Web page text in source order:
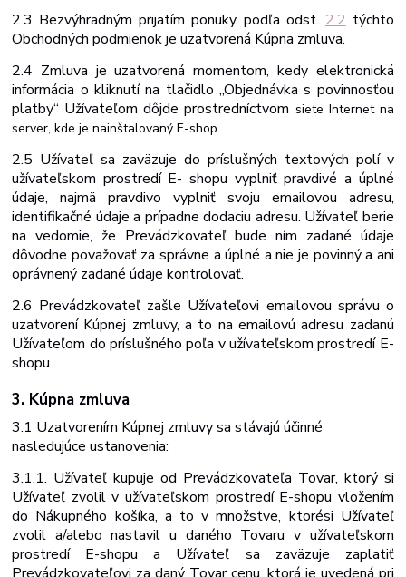
2.3 Bezvýhradným prijatím ponuky podľa odst. 2.2 týchto
Obchodných podmienok je uzatvorená Kúpna zmluva.
2.4 Zmluva je uzatvorená momentom, kedy elektronická
informácia o kliknutí na tlačidlo„Objednávka s povinnosťou
platby“ Užívateľom dôjde prostredníctvom siete Internet na
server,kdejenainštalovanýE-shop.
2.5 Užívateľ sa zaväzuje do príslušných textových polí v
užívateľskom prostredí E- shopu vyplniť pravdivé a úplné
údaje, najmä pravdivo vyplniť svoju emailovou adresu,
identifikačné údaje a prípadne dodaciu adresu. Užívateľ berie
na vedomie, že Prevádzkovateľ bude ním zadané údaje
dôvodne považovať za správne a úplné a nie je povinný a ani
oprávnený zadané údaje kontrolovať.
2.6 Prevádzkovateľ zašle Užívateľovi emailovou správu o
uzatvorení Kúpnej zmluvy, a to na emailovú adresu zadanú
Užívateľom do príslušného poľa v užívateľskom prostredí E-
shopu.
3. Kúpna zmluva
3.1 Uzatvorením Kúpnej zmluvysastávajúúčinné
nasledujúceustanovenia:
3.1.1. Užívateľ kupuje od Prevádzkovateľa Tovar, ktorý si
Užívateľ zvolil v užívateľskom prostredí E-shopu vložením
do Nákupného košíka, a to v množstve, ktorési Užívateľ
zvolil a/alebonastavilu daného Tovaruv užívateľskom
prostredí E-shopu a Užívateľ sa zaväzuje zaplatiť